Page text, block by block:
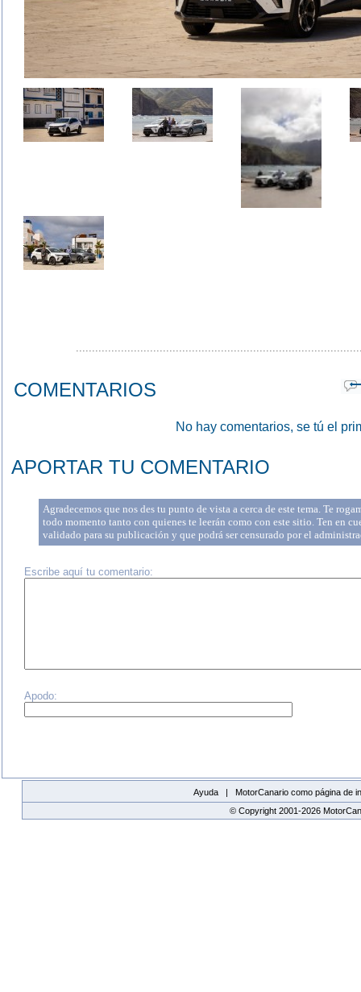
COMENTARIOS
No hay comentarios, se tú el
APORTAR TU COMENTARIO
Agradecemos que nos des tu punto de vista a cerca de este tema. Te
todo momento tanto con quienes te leerán como con este sitio. Ten en
validado para su publicación y que podrá ser censurado por el
Escribe aquí tu comentario:
Apodo:
Ayuda |
MotorCanario como página de
© Copyright 2001-2026